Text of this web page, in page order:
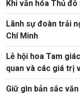
Khi văn hóa Thủ
Lãnh sự đoàn trải
Chí Minh
Lễ hội hoa Tam
quan và các giá trị
Giữ gìn bản sắc